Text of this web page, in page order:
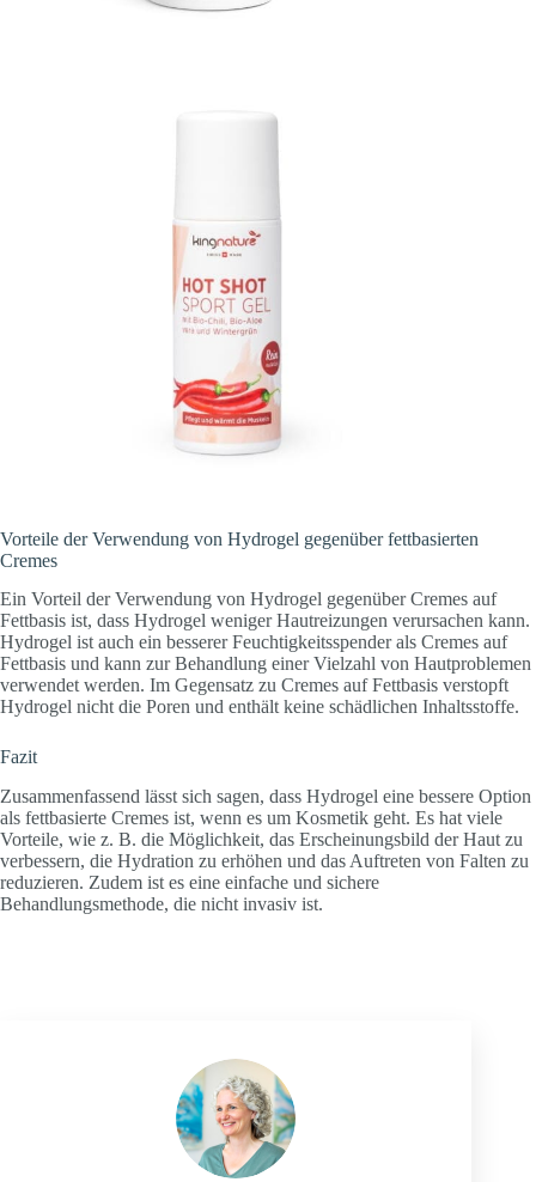
Vorteile der Verwendung von Hydrogel gegenüber fettbasierten
Cremes
Ein Vorteil der Verwendung von Hydrogel gegenüber Cremes auf
Fettbasis ist, dass Hydrogel weniger Hautreizungen verursachen kann.
Hydrogel ist auch ein besserer Feuchtigkeitsspender als Cremes auf
Fettbasis und kann zur Behandlung einer Vielzahl von Hautproblemen
verwendet werden. Im Gegensatz zu Cremes auf Fettbasis verstopft
Hydrogel nicht die Poren und enthält keine schädlichen Inhaltsstoffe.
Fazit
Zusammenfassend lässt sich sagen, dass Hydrogel eine bessere Option
als fettbasierte Cremes ist, wenn es um Kosmetik geht. Es hat viele
Vorteile, wie z. B. die Möglichkeit, das Erscheinungsbild der Haut zu
verbessern, die Hydration zu erhöhen und das Auftreten von Falten zu
reduzieren. Zudem ist es eine einfache und sichere
Behandlungsmethode, die nicht invasiv ist.